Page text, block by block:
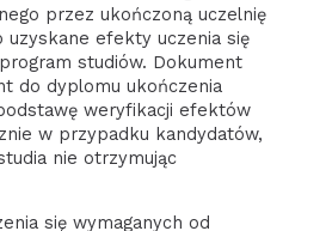
przez ukończoną uczelnię
uzyskane efekty uczenia się
studiów. Dokument
do dyplomu ukończenia
weryfikacji efektów
w przypadku kandydatów,
nie otrzymując
się wymaganych od